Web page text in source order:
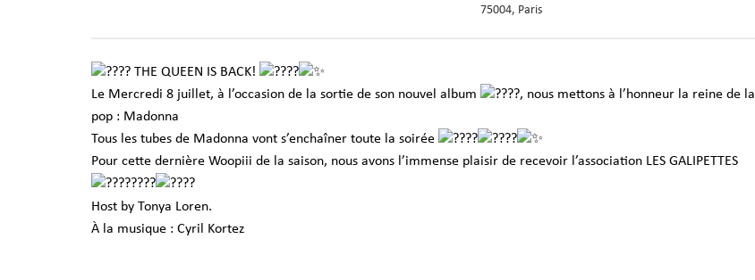
75004, Paris
THE QUEEN IS BACK!
Le Mercredi 8 juillet, à l’occasion de la sortie de son nouvel album
, nous mettons à l’honneur la reine de la
pop : Madonna
Tous les tubes de Madonna vont s’enchaîner toute la soirée
Pour cette dernière Woopiii de la saison, nous avons l’immense plaisir de recevoir l’association LES GALIPETTES
Host by Tonya Loren.
À la musique : Cyril Kortez